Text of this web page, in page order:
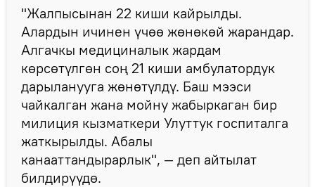
"Жалпысынан 22 киши кайрылды.
Алардын ичинен үчөө жөнөкөй жарандар.
Алгачкы медициналык жардам
көрсөтүлгөн соң 21 киши амбулатордук
дарыланууга жөнөтүлдү. Баш мээси
чайкалган жана мойну жабыркаган бир
милиция кызматкери Улуттук госпиталга
жаткырылды. Абалы
канааттандырарлык", — деп айтылат
билдирүүдө.